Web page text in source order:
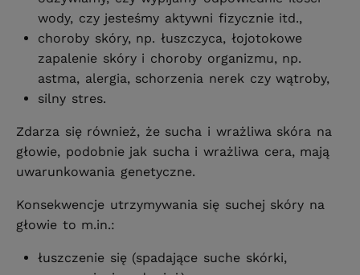
wody, czy jesteśmy aktywni fizycznie itd.,
choroby skóry, np. łuszczyca, łojotokowe
zapalenie skóry i choroby organizmu, np.
astma, alergia, schorzenia nerek czy wątroby,
silny stres.
Zdarza się również, że sucha i wrażliwa skóra na
głowie, podobnie jak sucha i wrażliwa cera, mają
uwarunkowania genetyczne.
Konsekwencje utrzymywania się suchej skóry na
głowie to m.in.:
łuszczenie się (spadające suche skórki,